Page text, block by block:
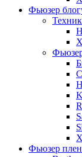
Фьюзер
Фьюзер